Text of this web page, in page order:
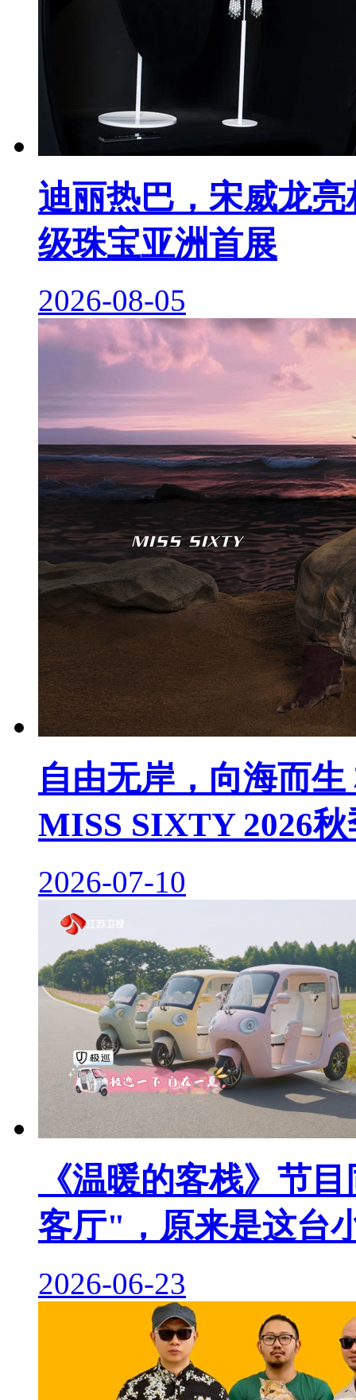
迪丽热巴，宋威龙
级珠宝亚洲首展
2026-08-05
自由无岸，向海而
MISS SIXTY 2026
2026-07-10
《温暖的客栈》节
客厅"，原来是这台
2026-06-23